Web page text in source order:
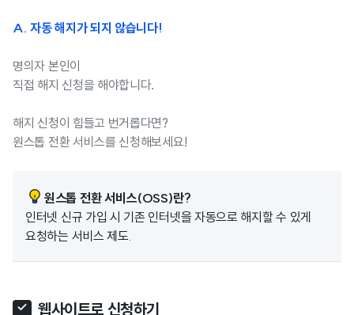
A. 자동 해지가 되지 않습니다!
명의자 본인이
직접 해지 신청을 해야합니다.
해지 신청이 힘들고 번거롭다면?
원스톱 전환 서비스를 신청해보세요!
원스톱 전환 서비스(OSS)란?
인터넷 신규 가입 시 기존 인터넷을 자동으로 해지할 수 있게
요청하는 서비스 제도.
웹사이트로 신청하기